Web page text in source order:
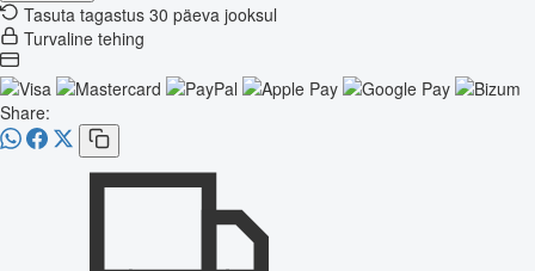
Tasuta tagastus 30 päeva jooksul
Turvaline tehing
Share: